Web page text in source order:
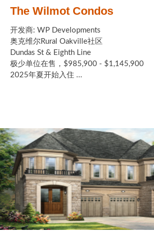
The Wilmot Condos
开发商: WP Developments
奥克维尔Rural Oakville社区
Dundas St & Eighth Line
极少单位在售，$985,900 - $1,145,900
2025年夏开始入住 ...